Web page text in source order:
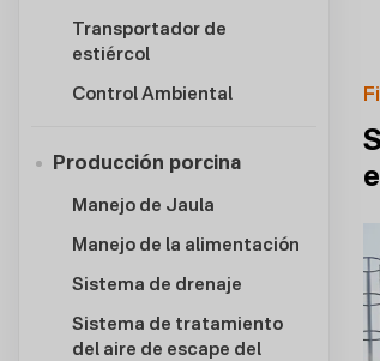
Transportador de
estiércol
Control Ambiental
Producción porcina
Manejo de Jaula
Manejo de la alimentación
Sistema de drenaje
Sistema de tratamiento
del aire de escape del